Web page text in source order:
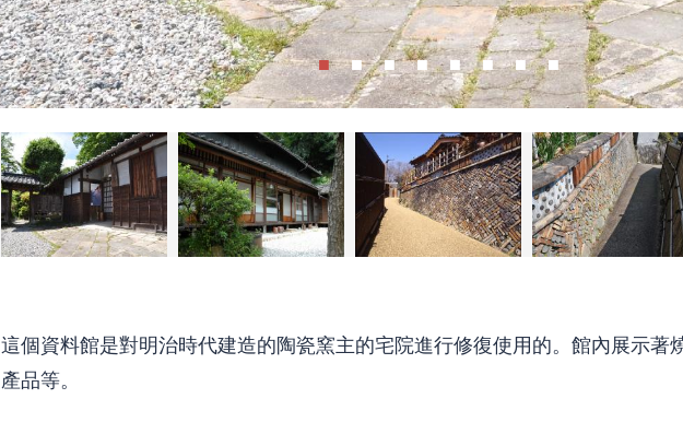
這個資料館是對明治時代建造的陶瓷窯主的宅院進行修復使用的。館內展示著
產品等。